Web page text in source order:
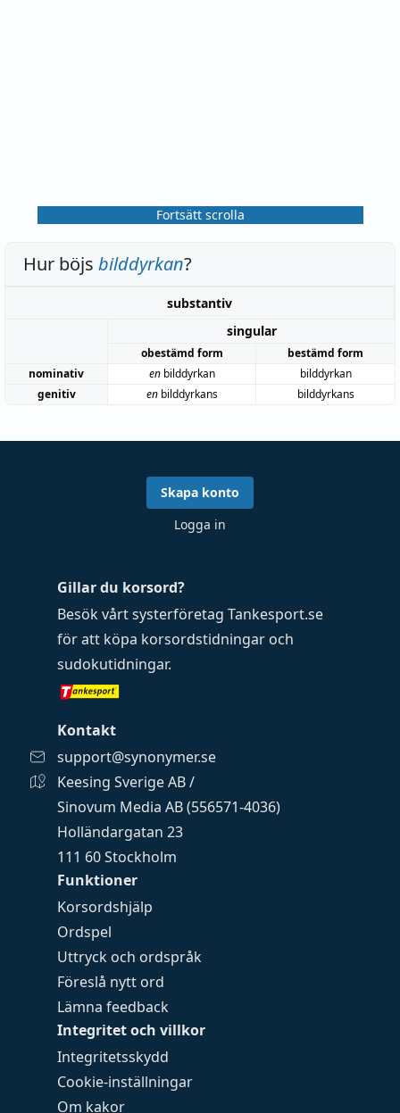
Fortsätt scrolla
Hur böjs bilddyrkan?
substantiv
singular
obestämd form
bestämd form
nominativ
enbilddyrkan
bilddyrkan
genitiv
enbilddyrkans bilddyrkans
Funktioner
Korsordshjälp
Ordspel
Uttryck och ordspråk
Föreslå nytt ord
Lämna feedback
Integritet och villkor
Integritetsskydd
Cookie-inställningar
Om kakor
Gillar du korsord?
Besök vårt systerföretag Tankesport.se
för att köpa korsordstidningar och
sudokutidningar.
Kontakt
support@synonymer.se
Keesing Sverige AB /
Sinovum Media AB (556571-4036)
Holländargatan 23
111 60 Stockholm
Skapa konto
Logga in